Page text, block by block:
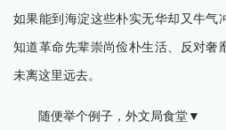
如果能到海淀这些朴实无华却又牛气
知道革命先辈崇尚俭朴生活、反对奢
未离这里远去。
随便举个例子，外文局食堂▼